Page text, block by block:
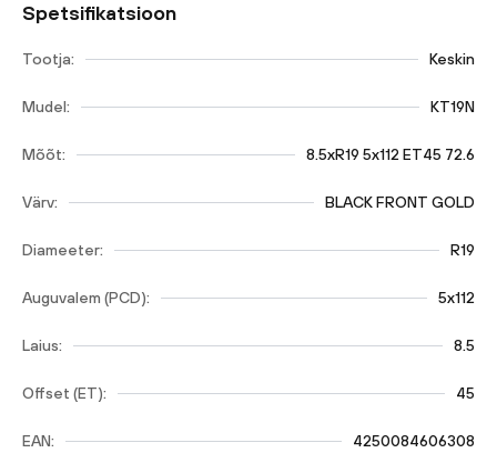
Spetsifikatsioon
Tootja: Keskin
Mudel: KT19N
Mõõt: 8.5xR19 5x112 ET45 72.6
Värv: BLACK FRONT GOLD
Diameeter: R19
Auguvalem (PCD): 5x112
Laius: 8.5
Offset (ET): 45
EAN: 4250084606308